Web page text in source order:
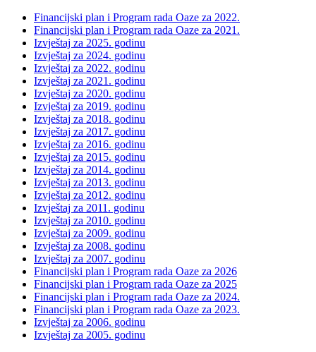
Financijski plan i Program rada Oaze za 2022.
Financijski plan i Program rada Oaze za 2021.
Izvještaj za 2025. godinu
Izvještaj za 2024. godinu
Izvještaj za 2022. godinu
Izvještaj za 2021. godinu
Izvještaj za 2020. godinu
Izvještaj za 2019. godinu
Izvještaj za 2018. godinu
Izvještaj za 2017. godinu
Izvještaj za 2016. godinu
Izvještaj za 2015. godinu
Izvještaj za 2014. godinu
Izvještaj za 2013. godinu
Izvještaj za 2012. godinu
Izvještaj za 2011. godinu
Izvještaj za 2010. godinu
Izvještaj za 2009. godinu
Izvještaj za 2008. godinu
Izvještaj za 2007. godinu
Financijski plan i Program rada Oaze za 2026
Financijski plan i Program rada Oaze za 2025
Financijski plan i Program rada Oaze za 2024.
Financijski plan i Program rada Oaze za 2023.
Izvještaj za 2006. godinu
Izvještaj za 2005. godinu